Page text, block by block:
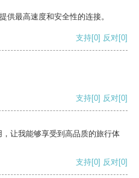
供最高速度和安全性的连接。
支持[0] 反对[0]
支持[0] 反对[0]
让我能够享受到高品质的旅行体
支持[0] 反对[0]